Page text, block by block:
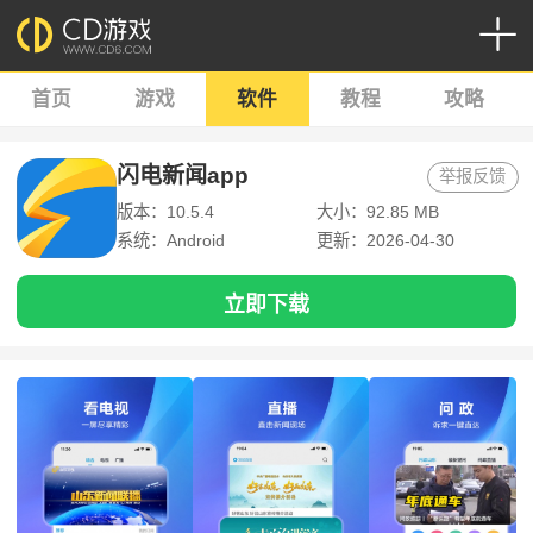
首页 游戏 软件 教程 攻略
闪电新闻app
版本：10.5.4
大小：92.85 MB
系统：Android
更新：2026-04-30
举报反馈
立即下载